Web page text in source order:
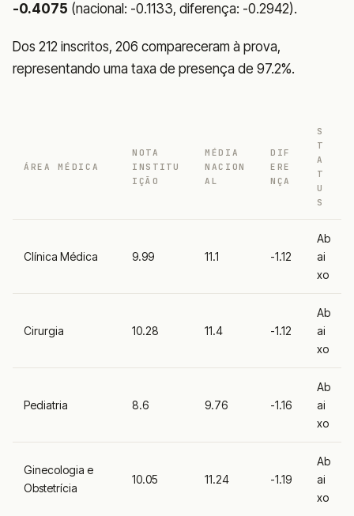
-0.4075 (nacional: -0.1133, diferença: -0.2942).
Dos 212 inscritos, 206 compareceram à prova,
representando uma taxa de presença de 97.2%.
ÁREA MÉDICA
NOTA
INSTITU
IÇÃO
MÉDIA
NACION
AL
DIF
ERE
NÇA
S
T
A
T
U
S
Clínica Médica 9.99 11.1 -1.12
Ab
ai
xo
Cirurgia 10.28 11.4 -1.12
Ab
ai
xo
Pediatria 8.6 9.76 -1.16
Ab
ai
xo
Ginecologia e
Obstetrícia
10.05 11.24 -1.19
Ab
ai
xo